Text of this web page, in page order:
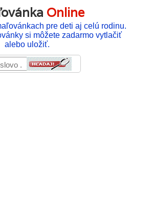
Online
pre deti aj celú rodinu.
si môžete zadarmo vytlačiť
alebo uložiť.